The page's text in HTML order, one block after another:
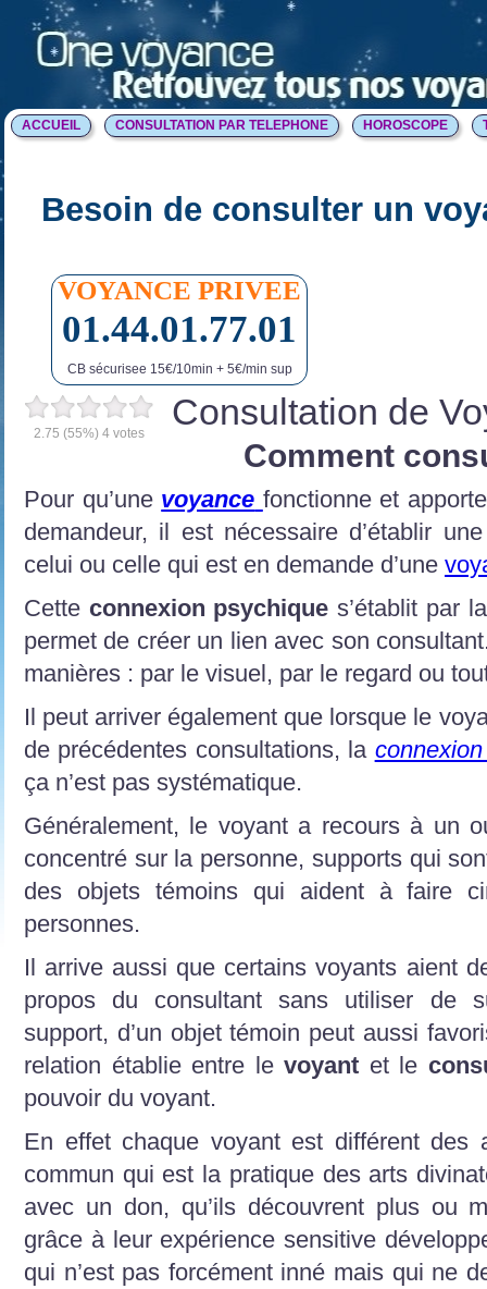
ACCUEIL CONSULTATION PAR TELEPHONE HOROSCOPE
Besoin de consulter un
VOYANCE PRIVEE
01.44.01.77.01
CB sécurisee 15€/10min + 5€/min sup
2.75 (55%) 4 votes
Consultation de
Comment
Pour qu’une voyance fonctionne et
demandeur, il est nécessaire d’établir
celui ou celle qui est en demande d’une
Cette connexion psychique s’établit par
permet de créer un lien avec son
manières : par le visuel, par le regard ou
Il peut arriver également que lorsque le
de précédentes consultations, la
ça n’est pas systématique.
Généralement, le voyant a recours à un
concentré sur la personne, supports qui
des objets témoins qui aident à faire
personnes.
Il arrive aussi que certains voyants aient
propos du consultant sans utiliser de
support, d’un objet témoin peut aussi
relation établie entre levoyant et le
pouvoir du voyant.
En effet chaque voyant est différent
commun qui est la pratique des arts
avec un don, qu’ils découvrent plus ou
grâce à leur expérience sensitive
qui n’est pas forcément inné mais qui ne